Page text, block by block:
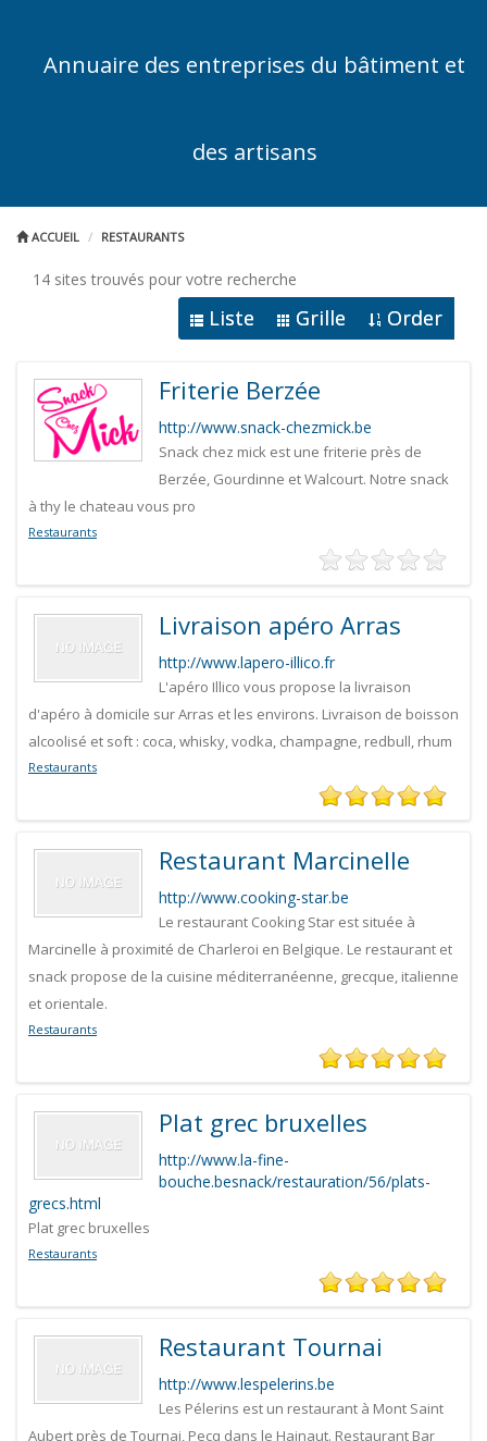
Annuaire des entreprises du bâtiment et
des artisans
ACCUEIL RESTAURANTS
14 sites trouvés pour votre recherche
Liste Grille Order
Friterie Berzée
http://www.snack-chezmick.be
Snack chez mick est une friterie près de
Berzée, Gourdinne et Walcourt. Notre snack
à thy le chateau vous pro
Restaurants
Livraison apéro Arras
http://www.lapero-illico.fr
L'apéro Illico vous propose la livraison
d'apéro à domicile sur Arras et les environs. Livraison de boisson
alcoolisé et soft : coca, whisky, vodka, champagne, redbull, rhum
Restaurants
Restaurant Marcinelle
http://www.cooking-star.be
Le restaurant Cooking Star est située à
Marcinelle à proximité de Charleroi en Belgique. Le restaurant et
snack propose de la cuisine méditerranéenne, grecque, italienne
et orientale.
Restaurants
Plat grec bruxelles
http://www.la-fine-
bouche.besnack/restauration/56/plats-
grecs.html
Plat grec bruxelles
Restaurants
Restaurant Tournai
http://www.lespelerins.be
Les Pélerins est un restaurant à Mont Saint
Aubert près de Tournai, Pecq dans le Hainaut. Restaurant Bar